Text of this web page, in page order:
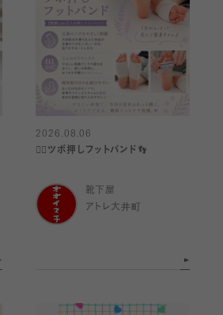
2026.08.06
👍🏻ツボ押しフットバンド👣
靴下屋
アトレ大井町